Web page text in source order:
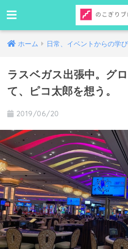
ホーム 日常、イベントからの学び
ラスベガス出張中。グ
て、ピコ太郎を想う。
2019/06/20